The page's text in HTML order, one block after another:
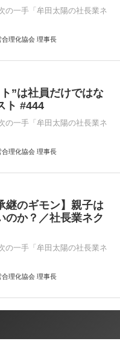
の一手「牟田太陽の社長業ネ
理化協会 理事長
”は社員だけではな
ト #444
の一手「牟田太陽の社長業ネ
理化協会 理事長
継のギモン】親子は
のか？／社長業ネク
の一手「牟田太陽の社長業ネ
理化協会 理事長